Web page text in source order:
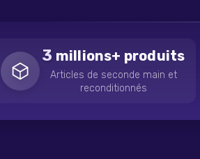
3 millions+ produits
Articles de seconde main et
reconditionnés